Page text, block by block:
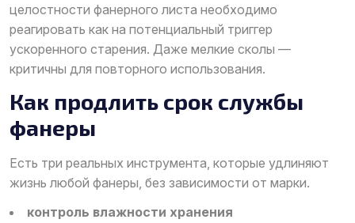
целостности фанерного листа необходимо
реагировать как на потенциальный триггер
ускоренного старения. Даже мелкие сколы —
критичны для повторного использования.
Как продлить срок службы
фанеры
Есть три реальных инструмента, которые удлиняют
жизнь любой фанеры, без зависимости от марки.
контроль влажности хранения